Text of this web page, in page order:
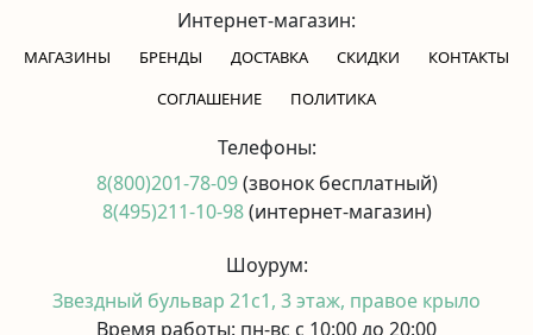
Интернет-магазин:
МАГАЗИНЫ БРЕНДЫ ДОСТАВКА СКИДКИ
КОНТАКТЫ
CОГЛАШЕНИЕ
ПОЛИТИКА
Телефоны:
8(800)201-78-09(звонок бесплатный)
8(495)211-10-98(интернет-магазин)
Шоурум:
Звездный бульвар 21с1, 3 этаж, правое крыло
Время работы: пн-вс с 10:00 до 20:00